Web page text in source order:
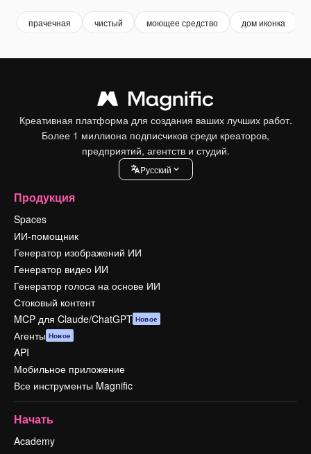
прачечная чистый моющее средство дом иконка
Креативная платформа для создания ваших лучших работ.
Более 1 миллиона подписчиков среди креаторов,
предприятий, агентств и студий.
Pусский
Продукция
Spaces
ИИ-помощник
Генератор изображений ИИ
Генератор видео ИИ
Генератор голоса на основе ИИ
Стоковый контент
MCP для Claude/ChatGPT Новое
Агенты Новое
API
Мобильное приложение
Все инструменты Magnific
Начать
Academy